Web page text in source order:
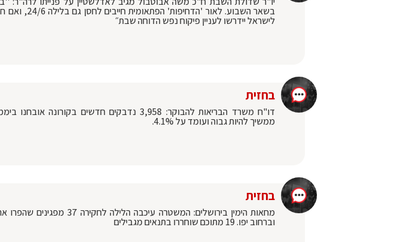
בשאר השבוע.
לישראל יידרשו לעניין פיקוח נפש הדוחה שבת״
בחזית
דו"ח משרד הבריאות להבוקר: 3,958 נדבקים חדשים
ממשיך להיות גבוה ועומד על 4.1%.
בחזית
מחאות הימין בירושלים: המשטרה
וברחוב יפו. 19 מתוכם שוחררו בתנאים מגבילים